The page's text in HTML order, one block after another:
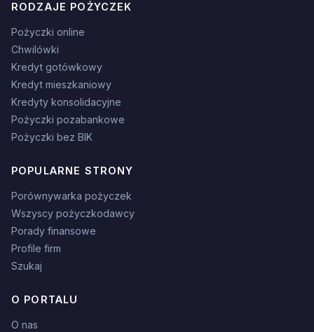
RODZAJE POŻYCZEK
Pożyczki online
Chwilówki
Kredyt gotówkowy
Kredyt mieszkaniowy
Kredyty konsolidacyjne
Pożyczki pozabankowe
Pożyczki bez BIK
POPULARNE STRONY
Porównywarka pożyczek
Wszyscy pożyczkodawcy
Porady finansowe
Profile firm
Szukaj
O PORTALU
O nas